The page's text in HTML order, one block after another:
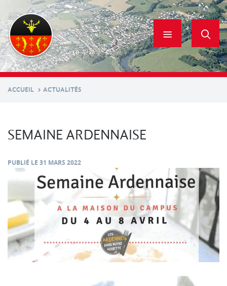
contenu
principal
ACCUEIL ACTUALITÉS
SEMAINE ARDENNAISE
PUBLIÉ LE 31 MARS 2022